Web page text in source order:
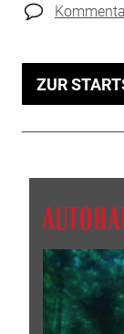
ZUR